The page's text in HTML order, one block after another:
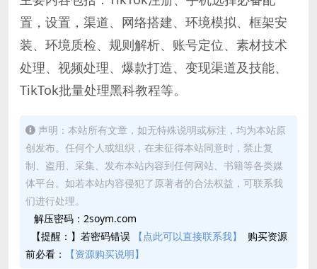
置，设置，渠道、网络搭建、环境模拟、框架安
装、环境质检、规则解析、账号定位、素材技术
处理、视频处理、爆款打造、变现渠道及技能、
TikTok批量处理黑科教程等。
声明：本站所有文章，如无特殊说明或标注，均为本站原
创发布。任何个人或组织，在未征得本站同意时，禁止复
制、盗用、采集、发布本站内容到任何网站、书籍等各类媒
体平台。如若本站内容侵犯了原著者的合法权益，可联系我
们进行处理。
解压密码：2soym.com
【提醒：】若密码错误
【点此可以直接联系我】
购买资源
前必看：
【资源购买说明】